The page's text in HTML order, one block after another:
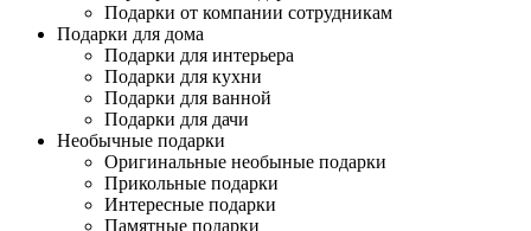
Подарки от компании сотрудникам
Подарки для дома
Подарки для интерьера
Подарки для кухни
Подарки для ванной
Подарки для дачи
Необычные подарки
Оригинальные необыные подарки
Прикольные подарки
Интересные подарки
Памятные подарки